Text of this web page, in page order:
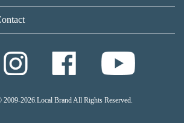
2009-2026.Local Brand All Rights Reserved.